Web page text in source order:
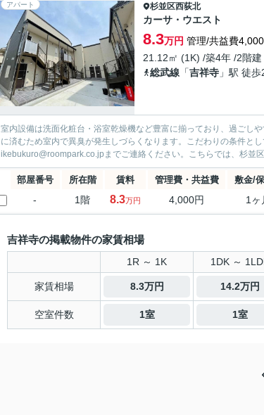
アパート 杉並区西荻北
カーサ・ウエスト
8.3万円 管理/共益費
21.12㎡ (1K) /築4年 /2階建
総武線 「吉祥寺 」駅 徒
室内設備は洗面化粧台・浴室乾燥機など豊富に揃っており、過ごし
に済むため室内で異臭が発生しづらくなります。こだわりの条件と
ikebukuro@roompark.co.jpまでご連絡ください。こちらでは、杉並
部屋番号 所在階 賃料 管理費・共益費 敷金/
- 1階 8.3万円 4,000円 1ヶ
吉祥寺の掲載物件の家賃相場
1R ～ 1K 1DK ～
家賃相場 8.3万円 14.2万円
空室件数 1室 1室